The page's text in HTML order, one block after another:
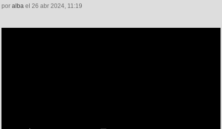
por alba el 26 abr 2024, 11:19